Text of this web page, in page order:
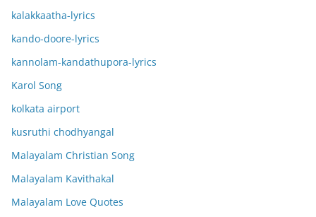
kalakkaatha-lyrics
kando-doore-lyrics
kannolam-kandathupora-lyrics
Karol Song
kolkata airport
kusruthi chodhyangal
Malayalam Christian Song
Malayalam Kavithakal
Malayalam Love Quotes